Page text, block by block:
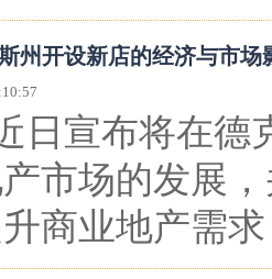
州开设新店的经济与市场
日宣布将在
市场的发展
商业地产需